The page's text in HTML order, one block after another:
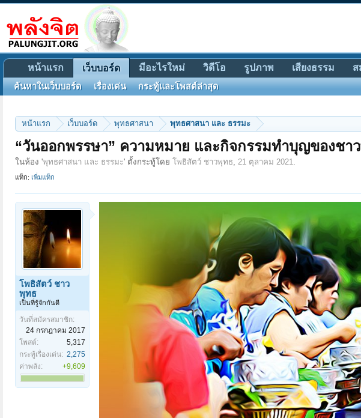
หน้าแรก เว็บบอร์ด พุทธศาสนา พุทธศาสนา และ ธรรมะ
“วันออกพรรษา” ความหมาย และกิจกรรมทำบุญของชา
ในห้อง 'พุทธศาสนา และ ธรรมะ' ตั้งกระทู้โดย โพธิสัตว์ ชาวพุทธ, 21 ตุลาคม 2021.
แท็ก: เพิ่มแท็ก
โพธิสัตว์ ชาว
พุทธ
เป็นที่รู้จักกันดี
วันที่สมัครสมาชิก:
24 กรกฎาคม 2017
โพสต์:
5,317
กระทู้เรื่องเด่น: 2,275
ค่าพลัง:
+9,609
หน้าแรก เว็บบอร์ด
ค้นหาในเว็บบอร์ด เรื่องเด่น กระทู้และโพสต์ล่าสุด
มีอะไรใหม่ วิดีโอ รูปภาพ เสียงธรรม ส